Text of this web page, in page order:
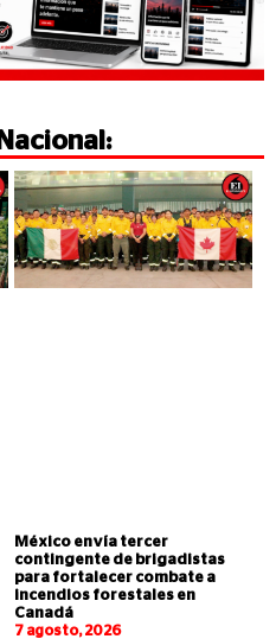
Nacional :
México envía tercer
contingente de brigadistas
para fortalecer combate a
incendios forestales en
Canadá
7 agosto, 2026